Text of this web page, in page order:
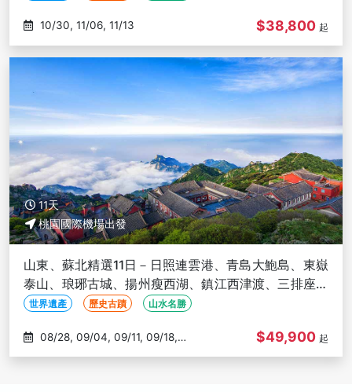
10/30, 11/06, 11/13 $38,800 起
11天
桃園國際機場出發
山東、蘇北精選11日－日照連雲港、青島大鮑島、東嶽
泰山、琅琊古城、揚州瘦西湖、鎮江西津渡、三排座椅
(文化參訪)
世界遺產 歷史古蹟 山水名勝
09/25
$49,900 起